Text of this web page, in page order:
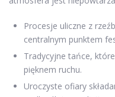
Procesje uliczne z
centralnym punktem
Tradycyjne tańce,
pięknem ruchu.
Uroczyste ofiary